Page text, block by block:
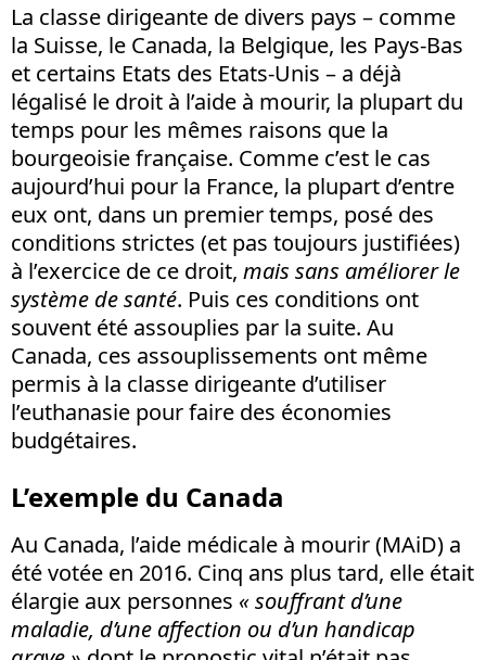
La classe dirigeante de divers pays – comme
la Suisse, le Canada, la Belgique, les Pays-Bas
et certains Etats des Etats-Unis – a déjà
légalisé le droit à l’aide à mourir, la plupart du
temps pour les mêmes raisons que la
bourgeoisie française. Comme c’est le cas
aujourd’hui pour la France, la plupart d’entre
eux ont, dans un premier temps, posé des
conditions strictes (et pas toujours justifiées)
à l’exercice de ce droit, mais sans améliorer le
système de santé. Puis ces conditions ont
souvent été assouplies par la suite. Au
Canada, ces assouplissements ont même
permis à la classe dirigeante d’utiliser
l’euthanasie pour faire des économies
budgétaires.
L’exemple du Canada
Au Canada, l’aide médicale à mourir (MAiD) a
été votée en 2016. Cinq ans plus tard, elle était
élargie aux personnes « souffrant d’une
maladie, d’une affection ou d’un handicap